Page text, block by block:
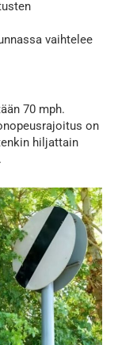
vaihtelee
70 mph.
on
hiljattain